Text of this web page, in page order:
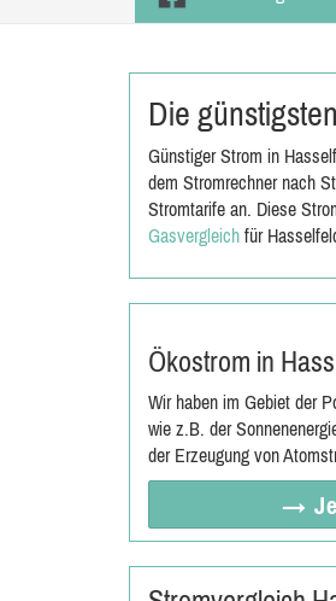
Die
Günstiger Strom in
dem Stromrechner nach
Stromtarife an. Diese
Gasvergleich für
Ökostrom in
Wir haben im Gebiet der
wie z.B. der
der Erzeugung von
→